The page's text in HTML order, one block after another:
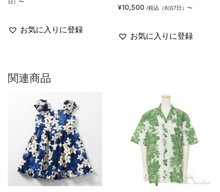
¥6,600
日）〜
お気に入りに登録
¥10,500 /税込（6泊7日）〜
お気に入りに登録
関連商品